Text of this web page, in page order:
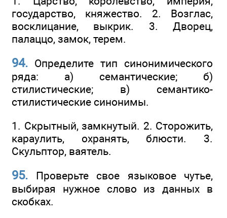
государство, княжество. 2. Возглас,
восклицание, выкрик. 3. Дворец,
палаццо, замок, терем.
94. Определите тип синонимического
ряда: а) семантические; б)
стилистические; в) семантико-
стилистические синонимы.
1. Скрытный, замкнутый. 2. Сторожить,
караулить, охранять, блюсти. 3.
Скульптор, ваятель.
95. Проверьте свое языковое чутье,
выбирая нужное слово из данных в
скобках.